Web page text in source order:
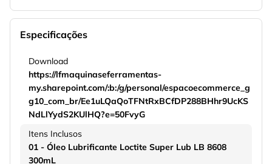
Especificações
Download
https://lfmaquinaseferramentas-
my.sharepoint.com/:b:/g/personal/espacoecommerce_g
g10_com_br/Ee1uLQaQoTFNtRxBCfDP288BHhr9UcKS
NdLlYydS2KUlHQ?e=50FvyG
Itens Inclusos
01 - Óleo Lubrificante Loctite Super Lub LB 8608
300mL